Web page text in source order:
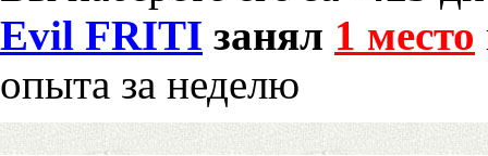
Evil FRITI занял 1 место
опыта за неделю